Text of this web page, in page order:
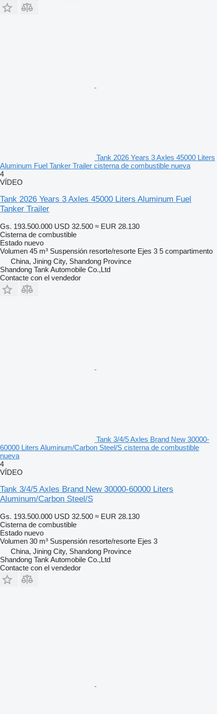
Tank 2026 Years 3 Axles 45000 Liters
Aluminum Fuel Tanker Trailer cisterna de combustible nueva
4
VÍDEO
Tank 2026 Years 3 Axles 45000 Liters Aluminum Fuel
Tanker Trailer
Gs. 193.500.000 USD 32.500 ≈ EUR 28.130
Cisterna de combustible
Estado nuevo
Volumen 45 m³ Suspensión resorte/resorte Ejes 3 5 compartimento
China, Jining City, Shandong Province
Shandong Tank Automobile Co.,Ltd
Contacte con el vendedor
Tank 3/4/5 Axles Brand New 30000-
60000 Liters Aluminum/Carbon Steel/S cisterna de combustible
nueva
4
VÍDEO
Tank 3/4/5 Axles Brand New 30000-60000 Liters
Aluminum/Carbon Steel/S
Gs. 193.500.000 USD 32.500 ≈ EUR 28.130
Cisterna de combustible
Estado nuevo
Volumen 30 m³ Suspensión resorte/resorte Ejes 3
China, Jining City, Shandong Province
Shandong Tank Automobile Co.,Ltd
Contacte con el vendedor